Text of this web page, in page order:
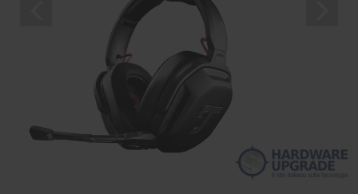
acconsente alla visualizzazione del contenuto esterno.
Ciò significa che i dati personali possono essere
trasmessi a piattaforme di terzi. Per maggiori
informazioni al riguardo, consultare la nostra informativa